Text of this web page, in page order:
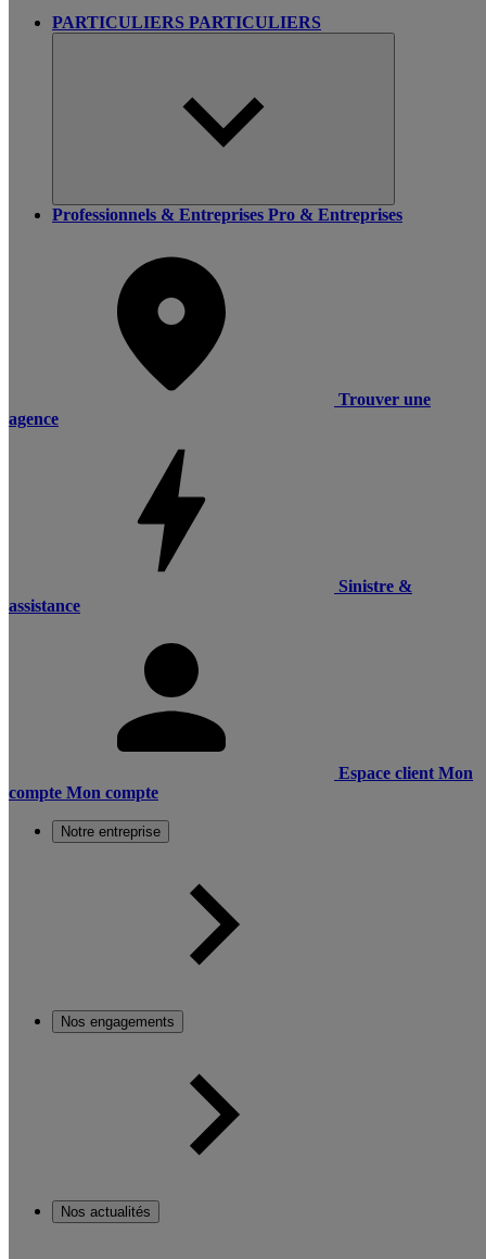
PARTICULIERS PARTICULIERS
Professionnels & Entreprises Pro & Entreprises
Trouver une
agence
Sinistre &
assistance
Espace client Mon
compte Mon compte
Notre entreprise
Nos engagements
Nos actualités